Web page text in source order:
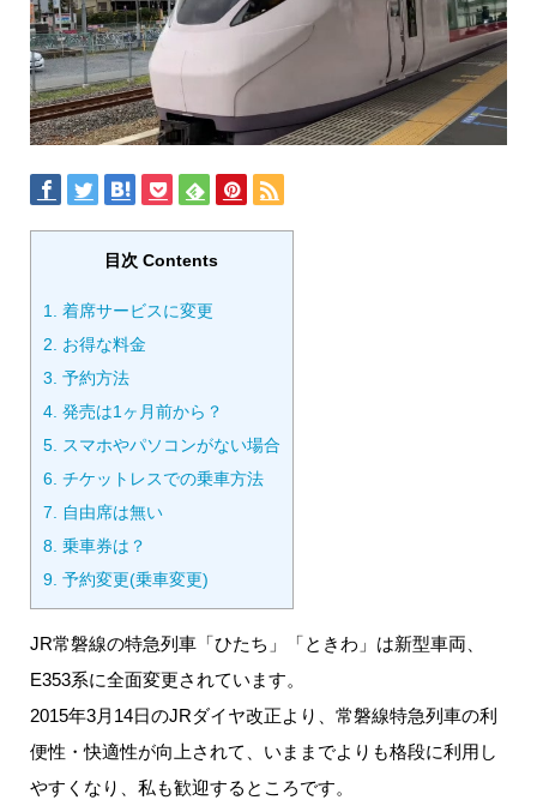
目次 Contents
1. 着席サービスに変更
2. お得な料金
3. 予約方法
4. 発売は1ヶ月前から？
5. スマホやパソコンがない場合
6. チケットレスでの乗車方法
7. 自由席は無い
8. 乗車券は？
9. 予約変更(乗車変更)
JR常磐線の特急列車「ひたち」「ときわ」は新型車両、
E353系に全面変更されています。
2015年3月14日のJRダイヤ改正より、常磐線特急列車の利
便性・快適性が向上されて、いままでよりも格段に利用し
やすくなり、私も歓迎するところです。